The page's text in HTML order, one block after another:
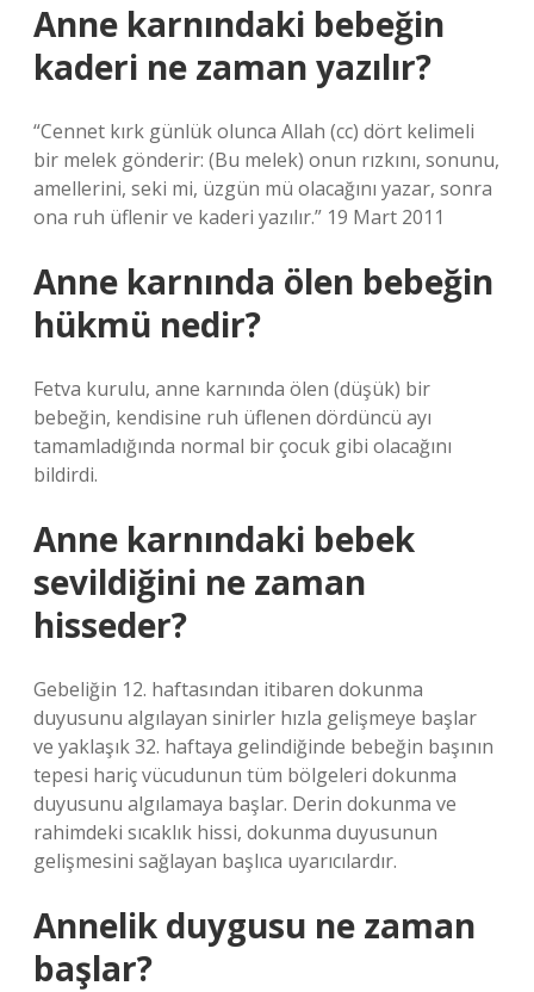
Anne karnındaki bebeğin
kaderi ne zaman yazılır?
“Cennet kırk günlük olunca Allah (cc) dört kelimeli
bir melek gönderir: (Bu melek) onun rızkını, sonunu,
amellerini, seki mi, üzgün mü olacağını yazar, sonra
ona ruh üflenir ve kaderi yazılır.” 19 Mart 2011
Anne karnında ölen bebeğin
hükmü nedir?
Fetva kurulu, anne karnında ölen (düşük) bir
bebeğin, kendisine ruh üflenen dördüncü ayı
tamamladığında normal bir çocuk gibi olacağını
bildirdi.
Anne karnındaki bebek
sevildiğini ne zaman
hisseder?
Gebeliğin 12. haftasından itibaren dokunma
duyusunu algılayan sinirler hızla gelişmeye başlar
ve yaklaşık 32. haftaya gelindiğinde bebeğin başının
tepesi hariç vücudunun tüm bölgeleri dokunma
duyusunu algılamaya başlar. Derin dokunma ve
rahimdeki sıcaklık hissi, dokunma duyusunun
gelişmesini sağlayan başlıca uyarıcılardır.
Annelik duygusu ne zaman
başlar?